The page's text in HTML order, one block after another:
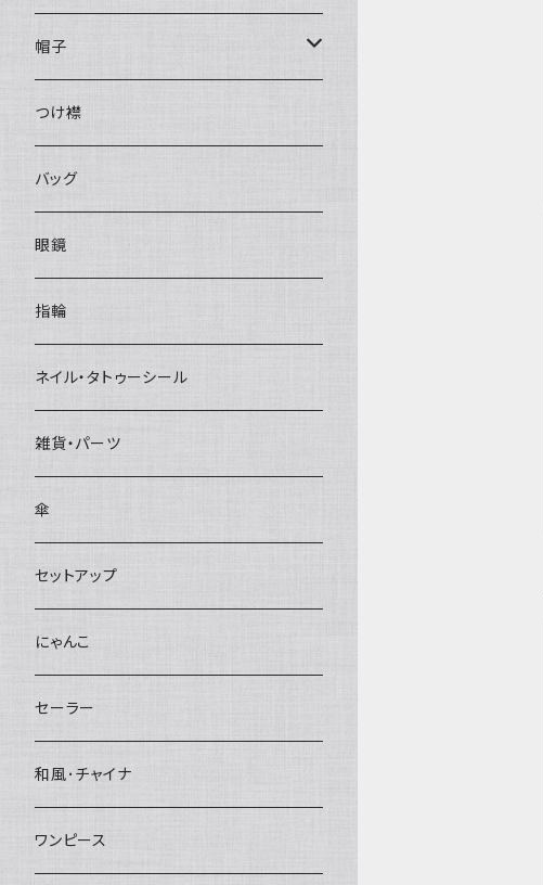
帽子
ベレー帽
つけ襟
バッグ
眼鏡
指輪
ネイル・タトゥーシール
雑貨・パーツ
傘
セットアップ
にゃんこ
セーラー
和風･チャイナ
ワンピース